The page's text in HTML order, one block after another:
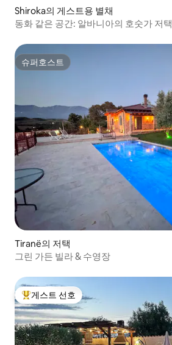
Shiroka의 게스트용 별채
동화 같은 공간: 알바니아의 호숫가 저택
슈퍼호스트
슈퍼호스트
Tiranë의 저택
그린 가든 빌라 & 수영장
상위 게스트 선호
게스트 선호